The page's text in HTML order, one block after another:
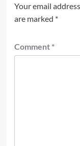
Your email
are marked *
Comment *